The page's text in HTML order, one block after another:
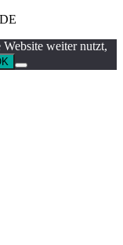
weiter nutzt,